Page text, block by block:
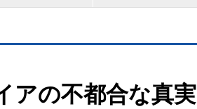
アの不都合な真実